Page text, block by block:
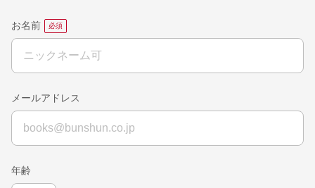
お名前
メールアドレス
年齢